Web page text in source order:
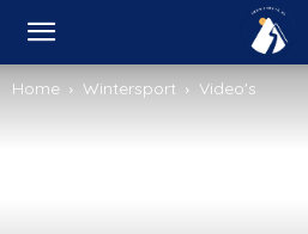
Home Wintersport Video's